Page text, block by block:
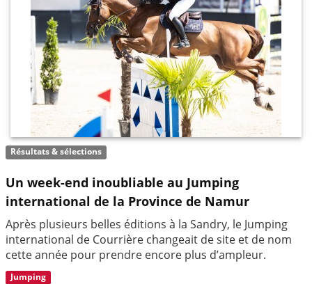
Résultats & sélections
Un week-end inoubliable au Jumping
international de la Province de Namur
Après plusieurs belles éditions à la Sandry, le Jumping
international de Courrière changeait de site et de nom
cette année pour prendre encore plus d’ampleur.
Jumping